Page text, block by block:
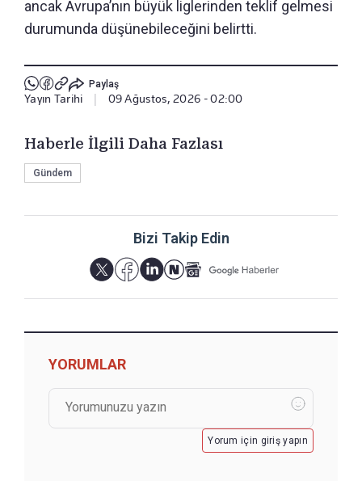
ancak Avrupa’nın büyük liglerinden teklif gelmesi
durumunda düşünebileceğini belirtti.
Paylaş
Yayın Tarihi 09 Ağustos, 2026 - 02:00
Haberle İlgili Daha Fazlası
Gündem
Bizi Takip Edin
YORUMLAR
Yorum için giriş yapın